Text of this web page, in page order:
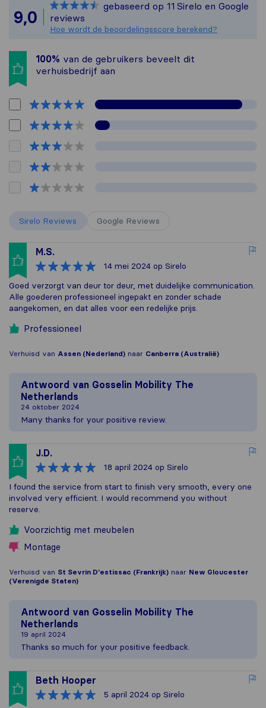
Alle reviews van Sirelo
9,0
gebaseerd op 11 Sirelo en Google
reviews
Hoe wordt de beoordelingsscore berekend?
100% van de gebruikers beveelt dit
verhuisbedrijf aan
Sirelo Reviews Google Reviews
M.S.
14 mei 2024 op Sirelo
Goed verzorgt van deur tor deur, met duidelijke communication.
Alle goederen professioneel ingepakt en zonder schade
aangekomen, en dat alles voor een redelijke prijs.
Professioneel
Verhuisd van Assen (Nederland) naar Canberra (Australië)
Antwoord van Gosselin Mobility The
Netherlands
24 oktober 2024
Many thanks for your positive review.
J.D.
18 april 2024 op Sirelo
I found the service from start to finish very smooth, every one
involved very efficient. I would recommend you without
reserve.
Voorzichtig met meubelen
Montage
Verhuisd van St Sevrin D'estissac (Frankrijk) naar New Gloucester
(Verenigde Staten)
Antwoord van Gosselin Mobility The
Netherlands
19 april 2024
Thanks so much for your positive feedback.
Beth Hooper
5 april 2024 op Sirelo